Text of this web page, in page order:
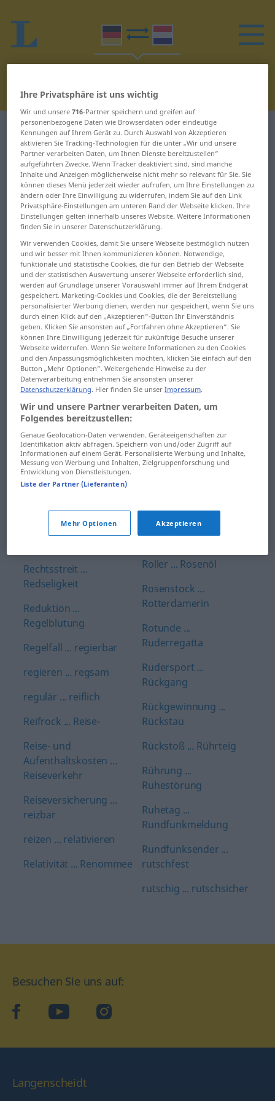
Deutsch-Niederländisch Wörterbuch R
Wörter auf Deutsch, die mit R
beginnen
R ... Radhose
Radiator ... Rächer
Rächerin ... Rafting
Rage ... randlos
Randnotiz ... Rasier-
Rasierapparat ... raten
Ratenkauf ... Raubritter
Raubtier ... Raumfahrt
Raumfahrzeug ...
Reaktorblock
Reaktorkern ...
Rechenzentrum
Recherche ...
rechtschaffen ...
Rechtsstreit ...
Redseligkeit
Reduktion ...
Regelblutung
Regelfall ... regierbar
regieren ... regsam
regulär ... reiflich
Reifrock ... Reise-
Reise- und
Aufenthaltskosten ...
Reiseverkehr
Reiseversicherung ...
reizbar
reizen ... relativieren
Relativität ... Renommee
renommiert ...
reprivatisieren
Reproduktion ...
Respektsperson
respektvoll ...
Rettungsmannschaft
Rettungsring ...
rezitieren
Rhabarber ...
Richtungsanzeiger
Richtungswechsel ...
Rinderbraten ...
risikofrei
roch ... Roggenmehl
roh ... Rollenverteilung
Roller ... Rosenöl
Rosenstock ...
Rotterdamerin
Rotunde ...
Ruderregatta
Rudersport ...
Rückgang
Rückgewinnung ...
Rückstau
Rückstoß ... Rührteig
Rührung ...
Ruhestörung
Ruhetag ...
Rundfunkmeldung
Rundfunksender ...
rutschfest
rutschig ... rutschsicher
Besuchen Sie uns auf:
facebookYouTube Instagram
Langenscheidt
Ihre Privatsphäre ist uns wichtig
Wir und unsere716-Partner speichern und greifen auf
personenbezogene Daten wie Browserdaten oder eindeutige
Kennungen auf Ihrem Gerät zu. Durch Auswahl von Akzeptieren
aktivieren Sie Tracking-Technologien für die unter „Wir und unsere
Partner verarbeiten Daten, um Ihnen Dienste bereitzustellen“
aufgeführten Zwecke. Wenn Tracker deaktiviert sind, sind manche
Inhalte und Anzeigen möglicherweise nicht mehr so relevant für Sie. Sie
können dieses Menü jederzeit wieder aufrufen, um Ihre Einstellungen zu
ändern oder Ihre Einwilligung zu widerrufen, indem Sie auf den Link
Privatsphäre-Einstellungen am unteren Rand der Webseite klicken. Ihre
Einstellungen gelten innerhalb unseres Website. Weitere Informationen
finden Sie in unserer Datenschutzerklärung.
Wir verwenden Cookies, damit Sie unsere Webseite bestmöglich nutzen
und wir besser mit Ihnen kommunizieren können. Notwendige,
funktionale und statistische Cookies, die für den Betrieb der Webseite
und der statistischen Auswertung unserer Webseite erforderlich sind,
werden auf Grundlage unserer Vorauswahl immer auf Ihrem Endgerät
gespeichert. Marketing-Cookies und Cookies, die der Bereitstellung
personalisierter Werbung dienen, werden nur gespeichert, wenn Sie uns
durch einen Klick auf den „Akzeptieren“-Button Ihr Einverständnis
geben. Klicken Sie ansonsten auf „Fortfahren ohne Akzeptieren“. Sie
können Ihre Einwilligung jederzeit für zukünftige Besuche unserer
Webseite widerrufen. Wenn Sie weitere Informationen zu den Cookies
und den Anpassungsmöglichkeiten möchten, klicken Sie einfach auf den
Button „Mehr Optionen“. Weitergehende Hinweise zu der
Datenverarbeitung entnehmen Sie ansonsten unserer
Datenschutzerklärung. Hier finden Sie unserImpressum.
Wir und unsere Partner verarbeiten Daten, um
Folgendes bereitzustellen:
Genaue Geolocation-Daten verwenden. Geräteeigenschaften zur
Identifikation aktiv abfragen. Speichern von und/oder Zugriff auf
Informationen auf einem Gerät. Personalisierte Werbung und Inhalte,
Messung von Werbung und Inhalten, Zielgruppenforschung und
Entwicklung von Dienstleistungen.
Liste der Partner (Lieferanten)
Mehr Optionen Akzeptieren